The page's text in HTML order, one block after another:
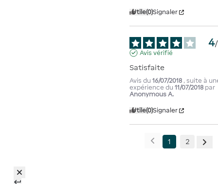
Utile(0)Signaler
4/
Avis vérifié
Satisfaite
Avis du16/07/2018 , suite à
expérience du11/07/2018 par
Anonymous A.
Utile(0)Signaler
1 2